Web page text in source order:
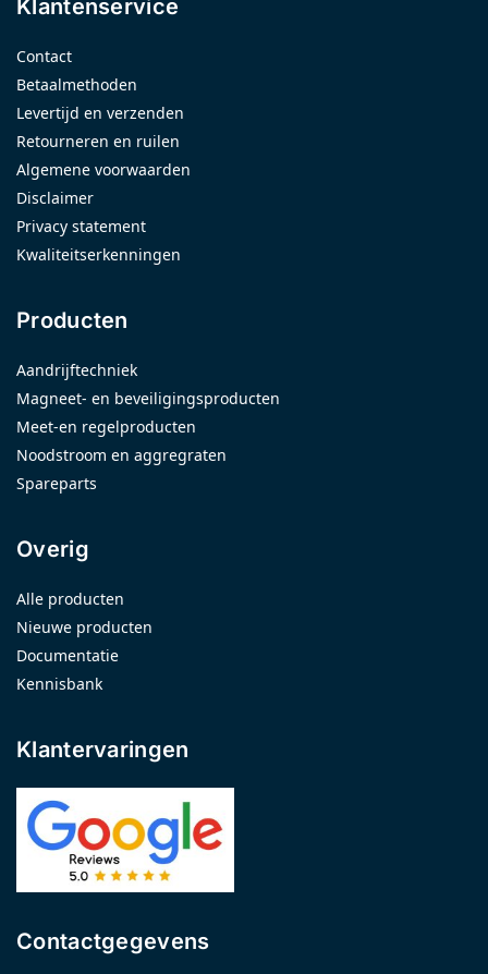
Klantenservice
Contact
Betaalmethoden
Levertijd en verzenden
Retourneren en ruilen
Algemene voorwaarden
Disclaimer
Privacy statement
Kwaliteitserkenningen
Producten
Aandrijftechniek
Magneet- en beveiligingsproducten
Meet-en regelproducten
Noodstroom en aggregraten
Spareparts
Overig
Alle producten
Nieuwe producten
Documentatie
Kennisbank
Klantervaringen
Contactgegevens